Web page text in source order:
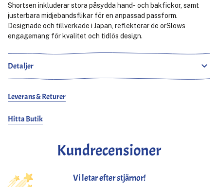
Shortsen inkluderar stora påsydda hand- och bakfickor, samt
justerbara midjebandsflikar för en anpassad passform.
Designade och tillverkade i Japan, reflekterar de orSlows
engagemang för kvalitet och tidlös design.
Detaljer
Leverans & Returer
Hitta Butik
Kundrecensioner
Vi letar efter stjärnor!